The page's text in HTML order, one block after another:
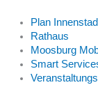
Plan
Rathaus
Moosburg
Smart